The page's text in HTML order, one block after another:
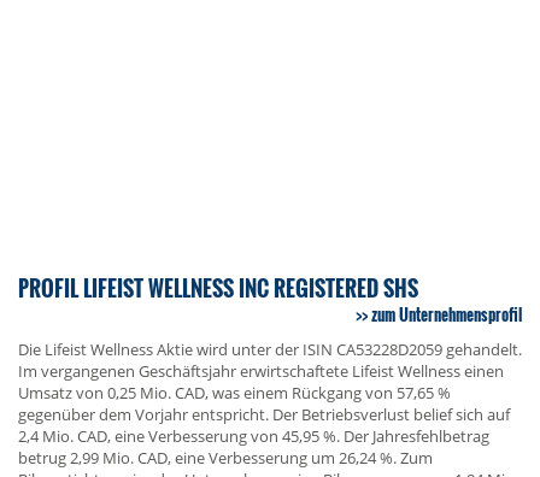
PROFIL LIFEIST WELLNESS INC REGISTERED SHS
zum Unternehmensprofil
Die Lifeist Wellness Aktie wird unter der ISIN CA53228D2059 gehandelt.
Im vergangenen Geschäftsjahr erwirtschaftete Lifeist Wellness einen
Umsatz von 0,25 Mio. CAD, was einem Rückgang von 57,65 %
gegenüber dem Vorjahr entspricht. Der Betriebsverlust belief sich auf
2,4 Mio. CAD, eine Verbesserung von 45,95 %. Der Jahresfehlbetrag
betrug 2,99 Mio. CAD, eine Verbesserung um 26,24 %. Zum